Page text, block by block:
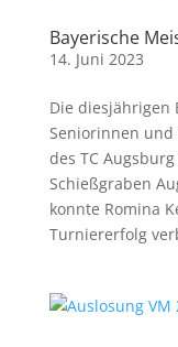
Bayerische
14. Juni 2023
Die diesjährigen
Seniorinnen und
des TC
Schießgraben
konnte Romina
Turniererfolg